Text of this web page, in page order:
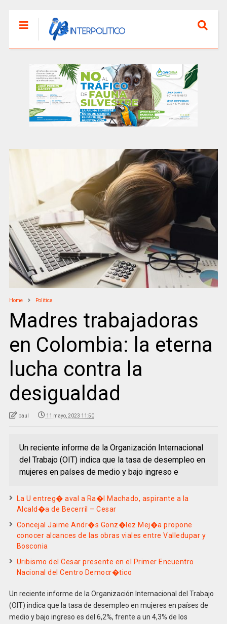
Home Politica
Madres trabajadoras
en Colombia: la eterna
lucha contra la
desigualdad
paul 11 mayo, 2023 11:50
Un reciente informe de la Organización Internacional
del Trabajo (OIT) indica que la tasa de desempleo en
mujeres en países de medio y bajo ingreso e
La U entreg� aval a Ra�l Machado, aspirante a la
Alcald�a de Becerril – Cesar
Concejal Jaime Andr�s Gonz�lez Mej�a propone
conocer alcances de las obras viales entre Valledupar y
Bosconia
Uribismo del Cesar presente en el Primer Encuentro
Nacional del Centro Democr�tico
Un reciente informe de la Organización Internacional del Trabajo
(OIT) indica que la tasa de desempleo en mujeres en países de
medio y bajo ingreso es del 6,2%, frente a un 4,3% de los